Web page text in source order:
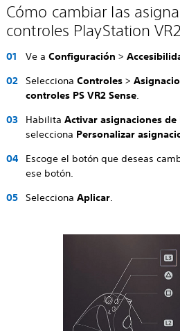
Cómo cambiar las
controles PlayStation
Ve aConfiguración >
SeleccionaControles>
controles PS VR2 Sense.
HabilitaActivar asignaciones
selecciona Personalizar
Escoge el botón que deseas
ese botón.
SeleccionaAplicar.